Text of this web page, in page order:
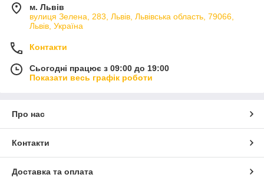
м. Львів
вулиця Зелена, 283, Львів, Львівська область, 79066,
Львів, Україна
Контакти
Сьогодні працює з 09:00 до 19:00
Показати весь графік роботи
Про нас
Контакти
Доставка та оплата